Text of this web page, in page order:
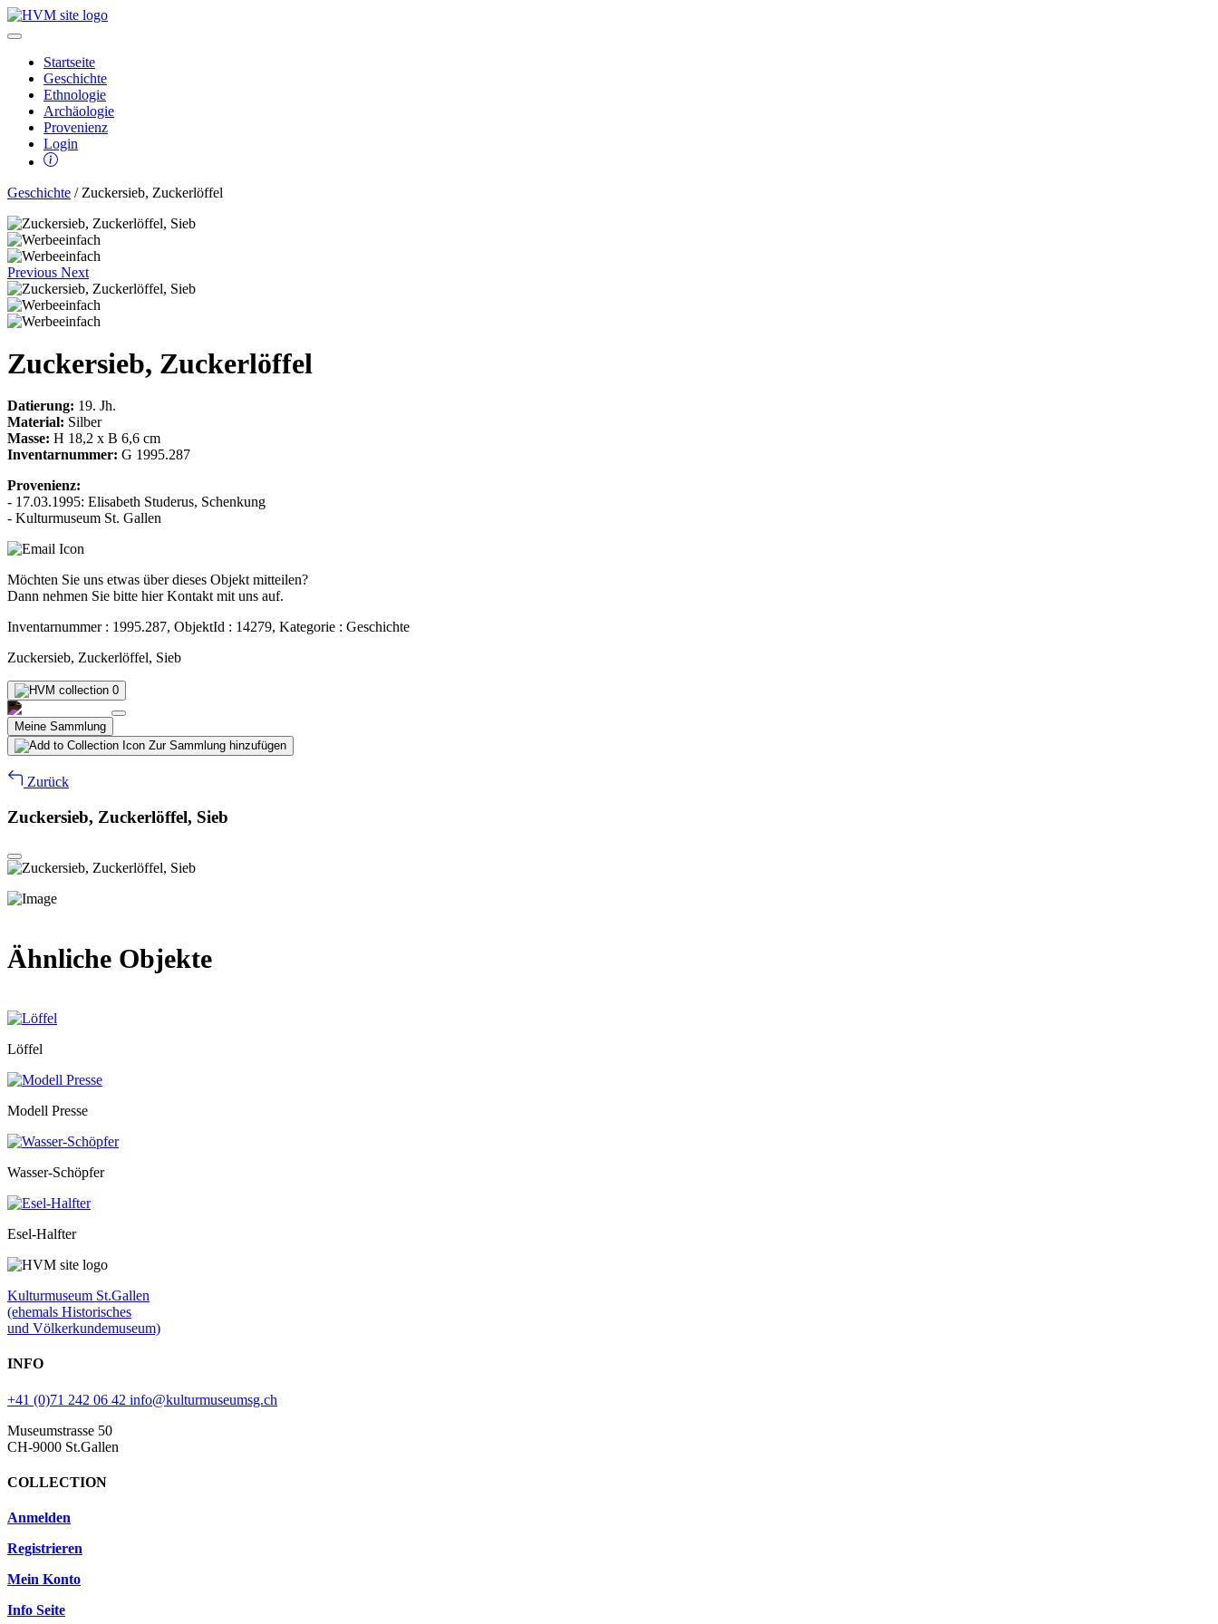
Startseite
Geschichte
Ethnologie
Archäologie
Provenienz
Login
Geschichte / Zuckersieb, Zuckerlöffel
Previous Next
Zuckersieb, Zuckerlöffel
Datierung: 19. Jh.
Material: Silber
Masse: H 18,2 x B 6,6 cm
Inventarnummer: G 1995.287
Provenienz:
- 17.03.1995: Elisabeth Studerus, Schenkung
- Kulturmuseum St. Gallen
Möchten Sie uns etwas über dieses Objekt mitteilen?
Dann nehmen Sie bitte hier Kontakt mit uns auf.
Inventarnummer : 1995.287, ObjektId : 14279, Kategorie : Geschichte
Zuckersieb, Zuckerlöffel, Sieb
0
Meine Sammlung
Zur Sammlung hinzufügen
Zurück
Zuckersieb, Zuckerlöffel, Sieb
Ähnliche Objekte
Löffel
Modell Presse
Wasser-Schöpfer
Esel-Halfter
Kulturmuseum St.Gallen
(ehemals Historisches
und Völkerkundemuseum)
INFO
+41 (0)71 242 06 42 info@kulturmuseumsg.ch
Museumstrasse 50
CH-9000 St.Gallen
COLLECTION
Anmelden
Registrieren
Mein Konto
Info Seite